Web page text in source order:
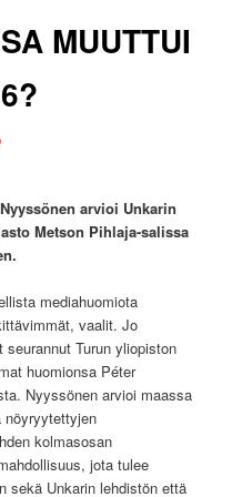
MUUTTUI
arvioi Unkarin
Metson Pihlaja-salissa
mediahuomiota
vaalit. Jo
Turun yliopiston
huomionsa Péter
Nyyssönen arvioi maassa
nöyryytettyjen
kolmasosan
jota tulee
sekä Unkarin lehdistön että